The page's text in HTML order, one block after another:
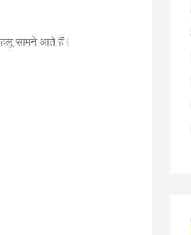
सामने आते हैं।